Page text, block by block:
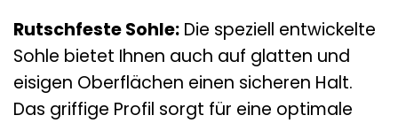
Rutschfeste Sohle: Die speziell entwickelte
Sohle bietet Ihnen auch auf glatten und
eisigen Oberflächen einen sicheren Halt.
Das griffige Profil sorgt für eine optimale